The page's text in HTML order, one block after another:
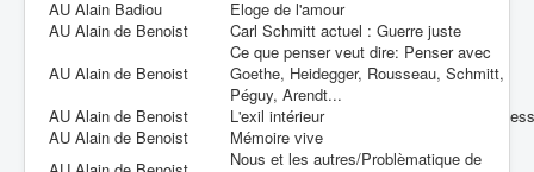
AU Alain Badiou
Eloge de l'amour
AU Alain de Benoist
Carl Schmitt actuel : Guerre juste
AU Alain de Benoist
Ce que penser veut dire: Penser avec
Goethe, Heidegger, Rousseau, Schmitt,
Péguy, Arendt...
AU Alain de Benoist
L'exil intérieur
ess
AU Alain de Benoist
Mémoire vive
Nous et les autres/Problèmatique de